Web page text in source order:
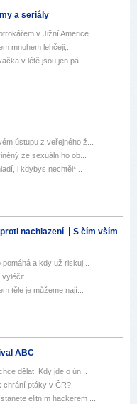
a seriály
v Jižní Americe
mnohem lehčeji,...
v létě jsou jen pá...
ústupu z veřejného ž...
ze sexuálního ob...
i kdybys nechtěl*...
nachlazení
S čím vším
a kdy už riskuj...
vyléčit
těle je můžeme nají...
ABC
dělat: Kdy jde o ún...
chrání ptáky v ČR?
elitním hackerem ...